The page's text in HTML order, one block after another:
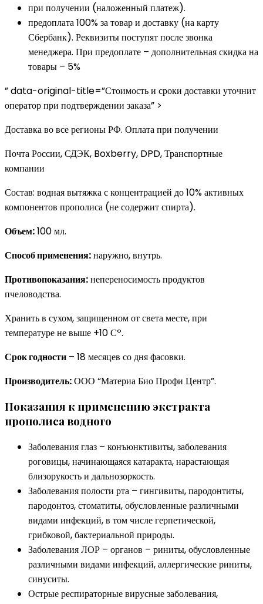
при получении (наложенный платеж).
предоплата 100% за товар и доставку (на карту
Сбербанк). Реквизиты поступят после звонка
менеджера. При предоплате – дополнительная скидка на
товары – 5%
” data-original-title=”Стоимость и сроки доставки уточнит
оператор при подтверждении заказа” >
Доставка во все регионы РФ. Оплата при получении
Почта России, СДЭК, Boxberry, DPD, Транспортные
компании
Состав: водная вытяжка с концентрацией до 10% активных
компонентов прополиса (не содержит спирта).
Объем:100 мл.
Способ применения:наружно, внутрь.
Противопоказания:непереносимость продуктов
пчеловодства.
Хранить в сухом, защищенном от света месте, при
температуре не выше +10 Сº.
Срок годности – 18 месяцев со дня фасовки.
Производитель:ООО “Материа Био Профи Центр”.
Показания к применению экстракта
прополиса водного
Заболевания глаз – конъюнктивиты, заболевания
роговицы, начинающаяся катаракта, нарастающая
близорукость и дальнозоркость.
Заболевания полости рта – гингивиты, пародонтиты,
пародонтоз, стоматиты, обусловленные различными
видами инфекций, в том числе герпетической,
грибковой, бактериальной природы.
Заболевания ЛОР – органов – риниты, обусловленные
различными видами инфекций, аллергические риниты,
синуситы.
Острые респираторные вирусные заболевания,